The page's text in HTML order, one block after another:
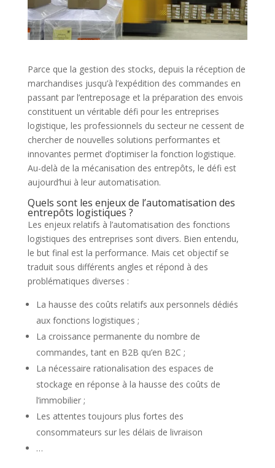
Parce que la gestion des stocks, depuis la réception de
marchandises jusqu’à l’expédition des commandes en
passant par l’entreposage et la préparation des envois
constituent un véritable défi pour les entreprises
logistique, les professionnels du secteur ne cessent de
chercher de nouvelles solutions performantes et
innovantes permet d’optimiser la fonction logistique.
Au-delà de la mécanisation des entrepôts, le défi est
aujourd’hui à leur automatisation.
Quels sont les enjeux de l’automatisation des
entrepôts logistiques ?
Les enjeux relatifs à l’automatisation des fonctions
logistiques des entreprises sont divers. Bien entendu,
le but final est la performance. Mais cet objectif se
traduit sous différents angles et répond à des
problématiques diverses :
La hausse des coûts relatifs aux personnels dédiés
aux fonctions logistiques ;
La croissance permanente du nombre de
commandes, tant en B2B qu’en B2C ;
La nécessaire rationalisation des espaces de
stockage en réponse à la hausse des coûts de
l’immobilier ;
Les attentes toujours plus fortes des
consommateurs sur les délais de livraison
…